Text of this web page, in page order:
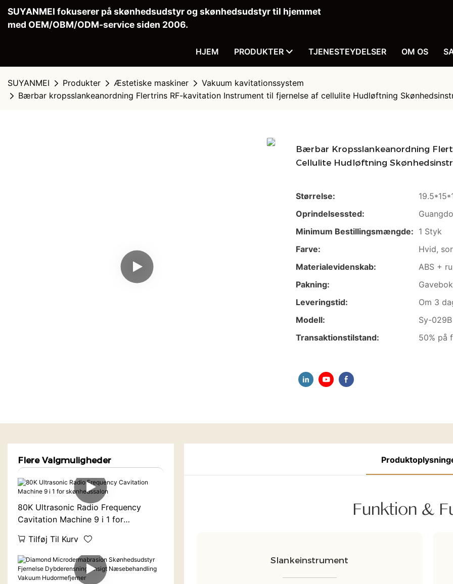
SUYANMEI fokuserer på skønhedsudstyr og skønhedsudstyr til hjemmet
med OEM/OBM/ODM-service siden 2006.
HJEM PRODUKTER TJENESTEYDELSER OM OS
SUYANMEI Produkter Æstetiske maskiner
Vakuum kavitationssystem
Bærbar kropsslankeanordning Flertrins RF-kavitation Instrument til fjernelse af cellulite Hudløftning
Bærbar Kropsslankeanordning
Cellulite Hudløftning
Størrelse:
Oprindelsessted:
Minimum Bestillingsmængde: 1 Styk
Farve:
Hvid,
Materialevidenskab:
ABS +
Pakning:
Leveringstid:
Om 3
Modell:
Sy-029B
Transaktionstilstand:
50% på
Funktion &
Slankeinstrument
Flere Valgmuligheder
80K Ultrasonic Radio Frequency
Cavitation Machine 9 i 1 for
Tilføj Til Kurv